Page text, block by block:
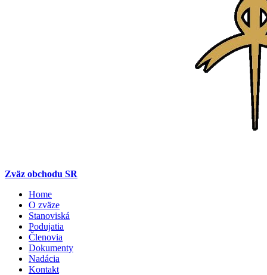
Zväz obchodu SR
Home
O zväze
Stanoviská
Podujatia
Členovia
Dokumenty
Nadácia
Kontakt